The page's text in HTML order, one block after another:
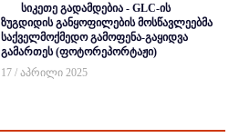
სიკეთე გადამდებია - GLC-ის
ზუგდიდის განყოფილების მოსწავლეებმა
საქველმოქმედო გამოფენა-გაყიდვა
გამართეს (ფოტორეპორტაჟი)
17 / აპრილი 2025